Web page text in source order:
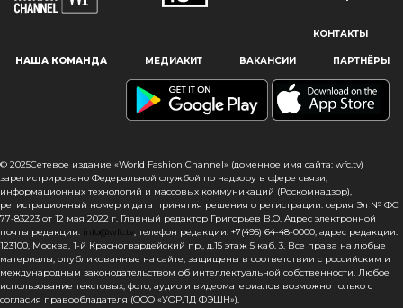
Наш сайт использует файлы cookie и похожие технологии,
пользователям, предоставляя персонализированную
информацию, запоминая предпочтения в области
сайта, вы подтверждаете свое согласие на использование
файлов cookie в соответствии с настоящим уведомлением
в отношении данного типа файлов. Если вы не согласны
с тем, чтобы мы использовали данный тип файлов,
то вы должны соответствующим образом установить
настройки вашего браузера или не использовать сайт wfc.tv
КОНТАКТЫ
НАША КОМАНДА МЕДИАКИТ ВАКАНСИИ ПАРТНЁРЫ
© 2025Сетевое издание «World Fashion Channel» (доменное имя сайта: wfc.tv)
зарегистрировано Федеральной службой по надзору в сфере связи,
информационных технологий и массовых коммуникаций (Роскомнадзор),
регистрационный номер и дата принятия решения о регистрации: серия Эл № ФС
77-83223 от 12 мая 2022 г. Главный редактор Григорьев В.О. Адрес электронной
почты редакции: info@wfc.tv, телефон редакции: +7(495) 64-48-0000, адрес редакции:
123100, Москва, 1-й Красногвардейский пр., д.15 этаж 5 каб. 3. Все права на любые
материалы, опубликованные на сайте, защищены в соответствии с российским и
международным законодательством об интеллектуальной собственности. Любое
использование текстовых, фото, аудио и видеоматериалов возможно только с
согласия правообладателя (ООО «УОРЛД ФЭШН»).